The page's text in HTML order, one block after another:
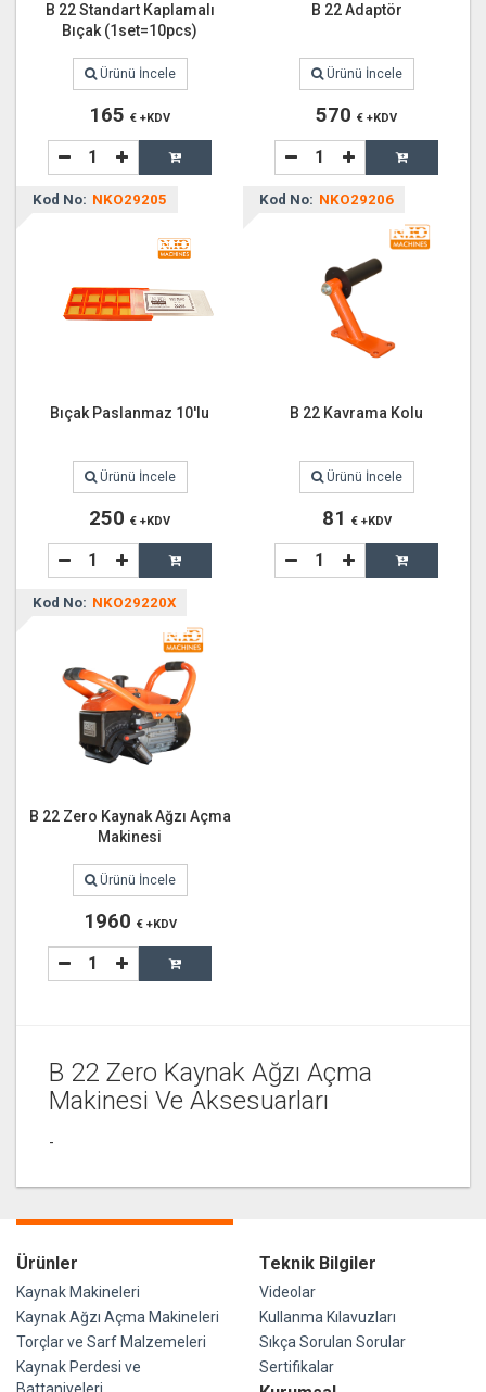
B 22 Standart Kaplamalı
Bıçak (1set=10pcs)
Ürünü İncele
165 € +KDV
B 22 Adaptör
Ürünü İncele
570 € +KDV
Kod No: NKO29205
Bıçak Paslanmaz 10'lu
Ürünü İncele
250 € +KDV
Kod No: NKO29206
B 22 Kavrama Kolu
Ürünü İncele
81 € +KDV
Kod No: NKO29220X
B 22 Zero Kaynak Ağzı Açma
Makinesi
Ürünü İncele
1960 € +KDV
B 22 Zero Kaynak Ağzı Açma
Makinesi Ve Aksesuarları
-
Ürünler
Kaynak Makineleri
Kaynak Ağzı Açma Makineleri
Torçlar ve Sarf Malzemeleri
Kaynak Perdesi ve
Teknik Bilgiler
Videolar
Kullanma Kılavuzları
Sıkça Sorulan Sorular
Sertifikalar